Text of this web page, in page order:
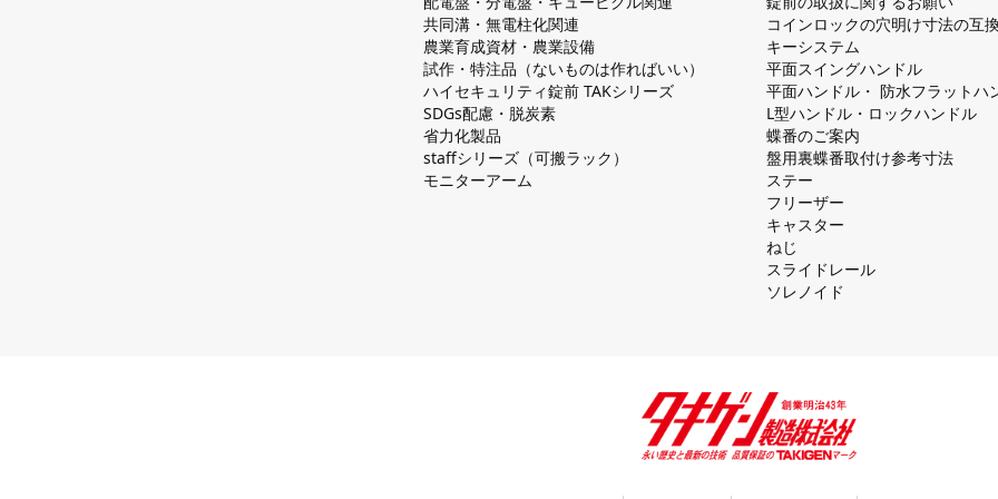
共同溝・無電柱化関連
農業育成資材・農業設備
試作・特注品（ないものは作ればいい）
ハイセキュリティ錠前 TAKシリーズ
SDGs配慮・脱炭素
省力化製品
staffシリーズ（可搬ラック）
モニターアーム
コインロックの⽳明け⼨法の互
キーシステム
平⾯スイングハンドル
平⾯ハンドル・ 防⽔フラットハ
L型ハンドル・ロックハンドル
蝶番のご案内
盤⽤裏蝶番取付け参考⼨法
ステー
フリーザー
キャスター
ねじ
スライドレール
ソレノイド